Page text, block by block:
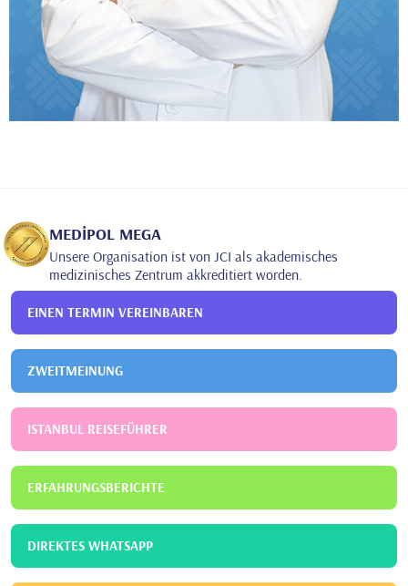
MEDİPOL MEGA
Unsere Organisation ist von JCI als akademisches
medizinisches Zentrum akkreditiert worden.
EINEN TERMIN VEREINBAREN
ZWEITMEINUNG
ISTANBUL REISEFÜHRER
ERFAHRUNGSBERICHTE
DIREKTES WHATSAPP